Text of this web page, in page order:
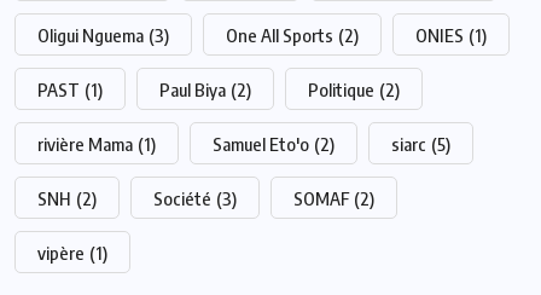
Oligui Nguema (3) One All Sports (2) ONIES (1)
PAST (1) Paul Biya (2) Politique (2)
rivière Mama (1) Samuel Eto'o (2) siarc (5)
SNH (2) Société (3) SOMAF (2)
vipère (1)